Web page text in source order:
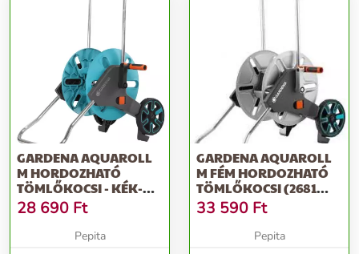
GARDENA AQUAROLL
M HORDOZHATÓ
TÖMLŐKOCSI - KÉK-
SZÜRKE
28 690 Ft
Pepita
GARDENA AQUAROLL
M FÉM HORDOZHATÓ
TÖMLŐKOCSI (2681
UTÓDJA) - EZÜST
33 590 Ft
Pepita